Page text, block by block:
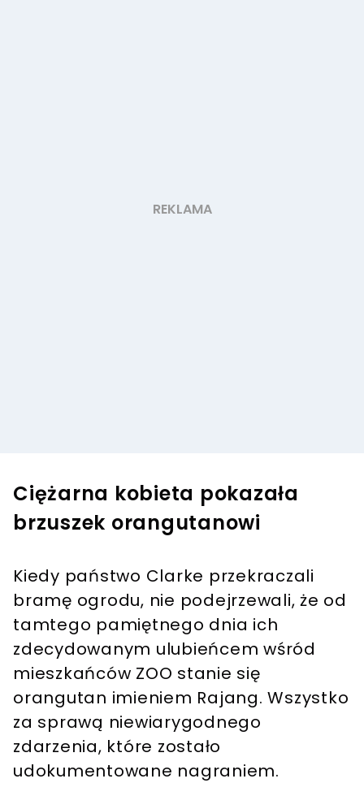
Ciężarna kobieta pokazała
brzuszek orangutanowi
Kiedy państwo Clarke przekraczali
bramę ogrodu, nie podejrzewali, że od
tamtego pamiętnego dnia ich
zdecydowanym ulubieńcem wśród
mieszkańców ZOO stanie się
orangutan imieniem Rajang. Wszystko
za sprawą niewiarygodnego
zdarzenia, które zostało
udokumentowane nagraniem.